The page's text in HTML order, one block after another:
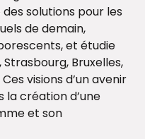
solutions pour les
de demain,
et étudie
Bruxelles,
visions d’un avenir
création d’une
et son